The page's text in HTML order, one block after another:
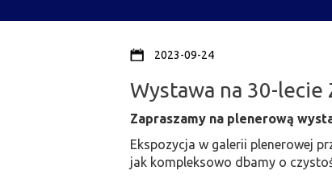
2023-09-24
Wystawa na 30-lecie
Zapraszamy na plenerową
Ekspozycja w galerii plenerowej
jak kompleksowo dbamy o